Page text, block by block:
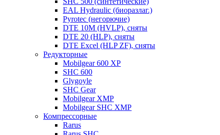
EAL Hydraulic (биоразлаг.)
Pyrotec (негорючие)
DTE 10M (HVLP), сняты
DTE 20 (HLP), сняты
DTE Excel (HLP ZF), сняты
Редукторные
Mobilgear 600 XP
SHC 600
Glygoyle
SHC Gear
Mobilgear XMP
Mobilgear SHC XMP
Компрессорные
Rarus